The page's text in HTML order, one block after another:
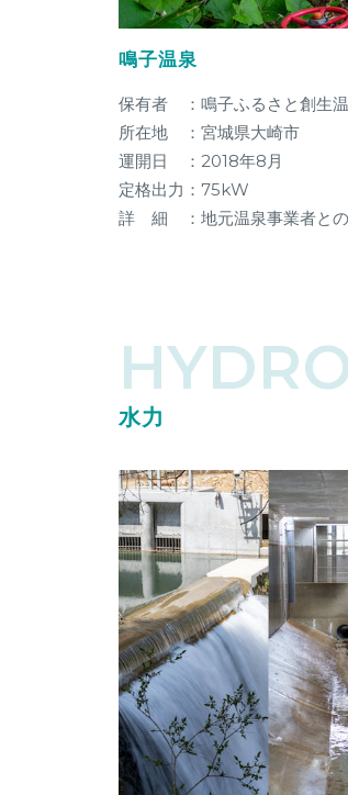
鳴子温泉
保有者 ：鳴子ふるさと創生
所在地 ：宮城県大崎市
運開日 ：2018年8月
定格出力：75kW
詳 細 ：地元温泉事業者との
水力